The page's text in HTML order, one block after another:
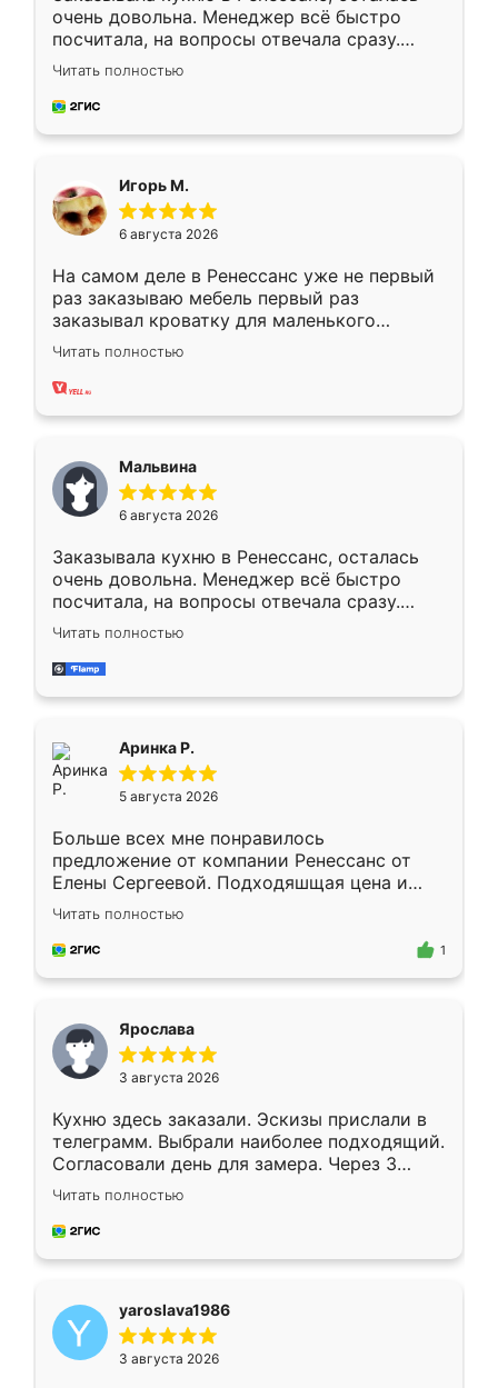
очень довольна. Менеджер всё быстро
посчитала, на вопросы отвечала сразу.
Замерщик приехал в субботу, подошёл к
делу со всей ответственностью. Собрали
за день, ребята работали аккуратно, даже
Читать полностью
Игорь М.
6 августа 2026
На самом деле в Ренессанс уже не первый
раз заказываю мебель первый раз
заказывал кроватку для маленького
ребёнка при его рождении ,во второй раз
заказал шкаф-купе. По качеству очень
хорошее сборка достаточно быстрая,
меньше, здесь же он более разнообразный.
Мне нравится ,если что-то потребуется из
мебели буду заказывать только здесь.
Читать полностью
Мальвина
6 августа 2026
Заказывала кухню в Ренессанс, осталась
очень довольна. Менеджер всё быстро
посчитала, на вопросы отвечала сразу.
Замерщик приехал в субботу, подошёл к
делу со всей ответственностью. Собрали
за день, ребята работали аккуратно, даже
Читать полностью
Аринка Р.
5 августа 2026
Больше всех мне понравилось
предложение от компании Ренессанс от
Елены Сергеевой. Подходяшщая цена и
короткие сроки изготовления. Приехавший
для замера сотрудник Владислав
предложил по моему эскизу самый
Читать полностью
1
Ярослава
3 августа 2026
Кухню здесь заказали. Эскизы прислали в
телеграмм. Выбрали наиболее подходящий.
Согласовали день для замера. Через 3
недели кухня была уже готова. Остались
довольны работой. Спасибо Ренессанс
мебель за качественную работу!
Читать полностью
yaroslava1986
3 августа 2026